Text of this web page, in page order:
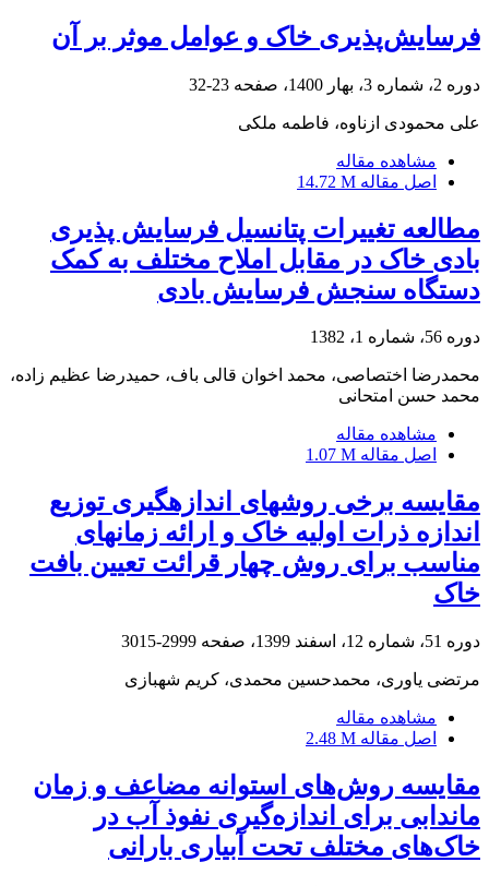
فرسایش‌پذیری خاک و عوامل موثر بر آن
دوره 2، شماره 3، بهار 1400، صفحه 23-32
علی محمودی ازناوه، فاطمه ملکی
مشاهده مقاله
اصل مقاله 14.72 M
مطالعه تغییرات پتانسیل فرسایش پذیری
بادی خاک در مقابل املاح مختلف به کمک
دستگاه سنجش فرسایش بادی
دوره 56، شماره 1، 1382
محمدرضا اختصاصی، محمد اخوان قالی باف، حمیدرضا عظیم زاده،
محمد حسن امتحانی
مشاهده مقاله
اصل مقاله 1.07 M
مقایسه برخی روش‏های اندازه‏گیری توزیع
اندازه ذرات اولیه خاک و ارائه زمان‏های
مناسب برای روش چهار قرائت تعیین بافت
خاک
دوره 51، شماره 12، اسفند 1399، صفحه 2999-3015
مرتضی یاوری، محمدحسین محمدی، کریم شهبازی
مشاهده مقاله
اصل مقاله 2.48 M
مقایسه روش‌های استوانه مضاعف و زمان
ماندابی برای اندازه‌گیری نفوذ آب در
خاک‌های مختلف تحت آبیاری بارانی